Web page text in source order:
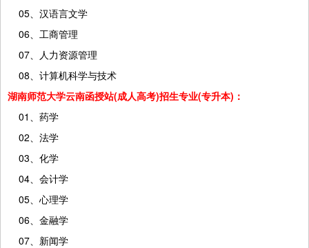
05、汉语言文学
06、工商管理
07、人力资源管理
08、计算机科学与技术
湖南师范大学云南函授站(成人高考)招生专业(专升本)：
01、药学
02、法学
03、化学
04、会计学
05、心理学
06、金融学
07、新闻学